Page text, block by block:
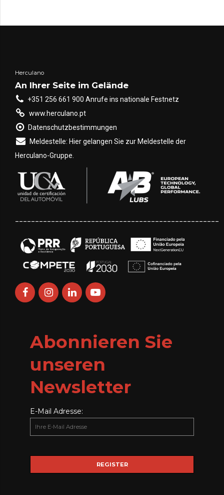
Herculano
An Ihrer Seite im Gelände
+351 256 661 900 Anrufe ins nationale Festnetz
www.herculano.pt
Datenschutzbestimmungen
Meldestelle: Hier gelangen Sie zur Meldestelle der
Herculano-Gruppe.
Abonnieren Sie
unseren
Newsletter
E-Mail Adresse: